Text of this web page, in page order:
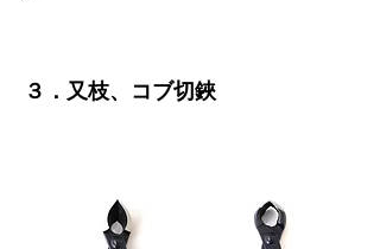
３．又枝、コブ切鋏